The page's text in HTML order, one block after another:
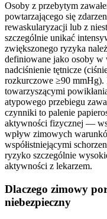
Osoby z przebytym
powtarzającego się
rewaskularyzacji lub z
szczególnie unikać
zwiększonego ryzyka
definiowane jako osoby w
nadciśnienie tętnicze
rozkurczowe ≥90 mmHg).
towarzyszącymi
atypowego przebiegu
czynniki to palenie
aktywności fizycznej —
wpływ zimowych
współistniejącymi
ryzyko szczególnie
aktywności z lekarzem.
Dlaczego zimowy
niebezpieczny